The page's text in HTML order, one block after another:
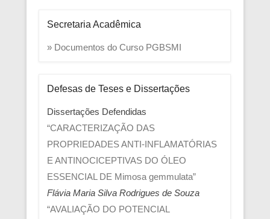
Secretaria Acadêmica
» Documentos do Curso PGBSMI
Defesas de Teses e Dissertações
Dissertações Defendidas
“CARACTERIZAÇÃO DAS
PROPRIEDADES ANTI-INFLAMATÓRIAS
E ANTINOCICEPTIVAS DO ÓLEO
ESSENCIAL DE Mimosa gemmulata”
Flávia Maria Silva Rodrigues de Souza
“AVALIAÇÃO DO POTENCIAL